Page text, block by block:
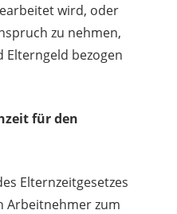
wird, oder
zu nehmen,
Elterngeld bezogen
für den
Elternzeitgesetzes
Arbeitnehmer zum